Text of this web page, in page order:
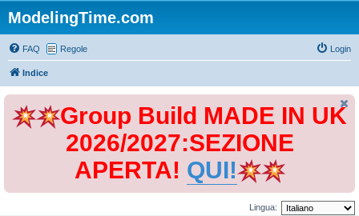
ModelingTime.com
FAQ Regole Login
Indice
Group Build MADE IN UK
2026/2027:SEZIONE
APERTA! QUI!
Lingua: